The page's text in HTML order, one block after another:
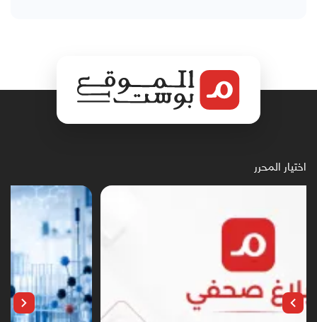
اختيار المحرر